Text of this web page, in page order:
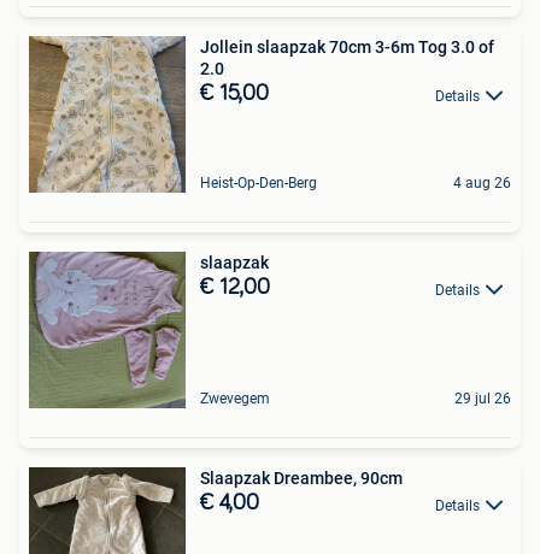
Jollein slaapzak 70cm 3-6m Tog 3.0 of
2.0
€ 15,00 Details
Heist-Op-Den-Berg 4 aug 26
slaapzak
€ 12,00 Details
Zwevegem 29 jul 26
Slaapzak Dreambee, 90cm
€ 4,00 Details